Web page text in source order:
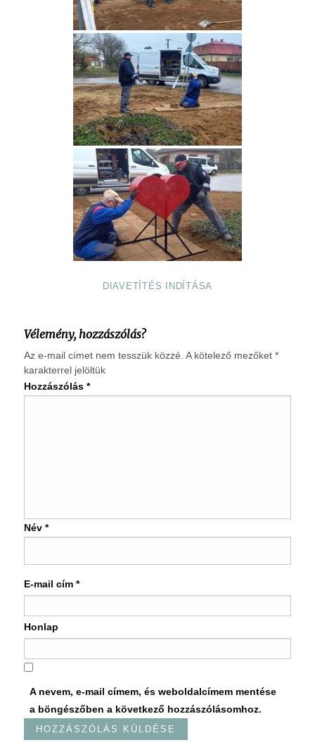
DIAVETÍTÉS INDÍTÁSA
Vélemény, hozzászólás?
Az e-mail címet nem tesszük közzé. A kötelező mezőket *
karakterrel jelöltük
Hozzászólás *
Név *
E-mail cím *
Honlap
A nevem, e-mail címem, és weboldalcímem mentése
a böngészőben a következő hozzászólásomhoz.